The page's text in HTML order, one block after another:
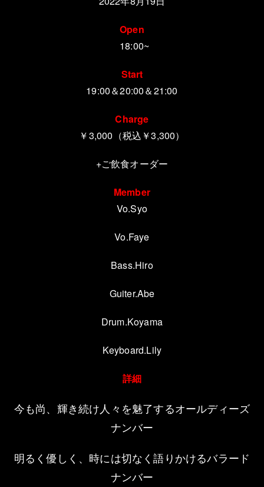
Open
18:00~
Start
19:00＆20:00＆21:00
Charge
￥3,000（税込￥3,300）
+ご飲食オーダー
Member
Vo.Syo
Vo.Faye
Bass.Hiro
Guiter.Abe
Drum.Koyama
Keyboard.Lily
詳細
今も尚、輝き続け人々を魅了するオールディーズ
ナンバー
明るく優しく、時には切なく語りかけるバラード
ナンバー